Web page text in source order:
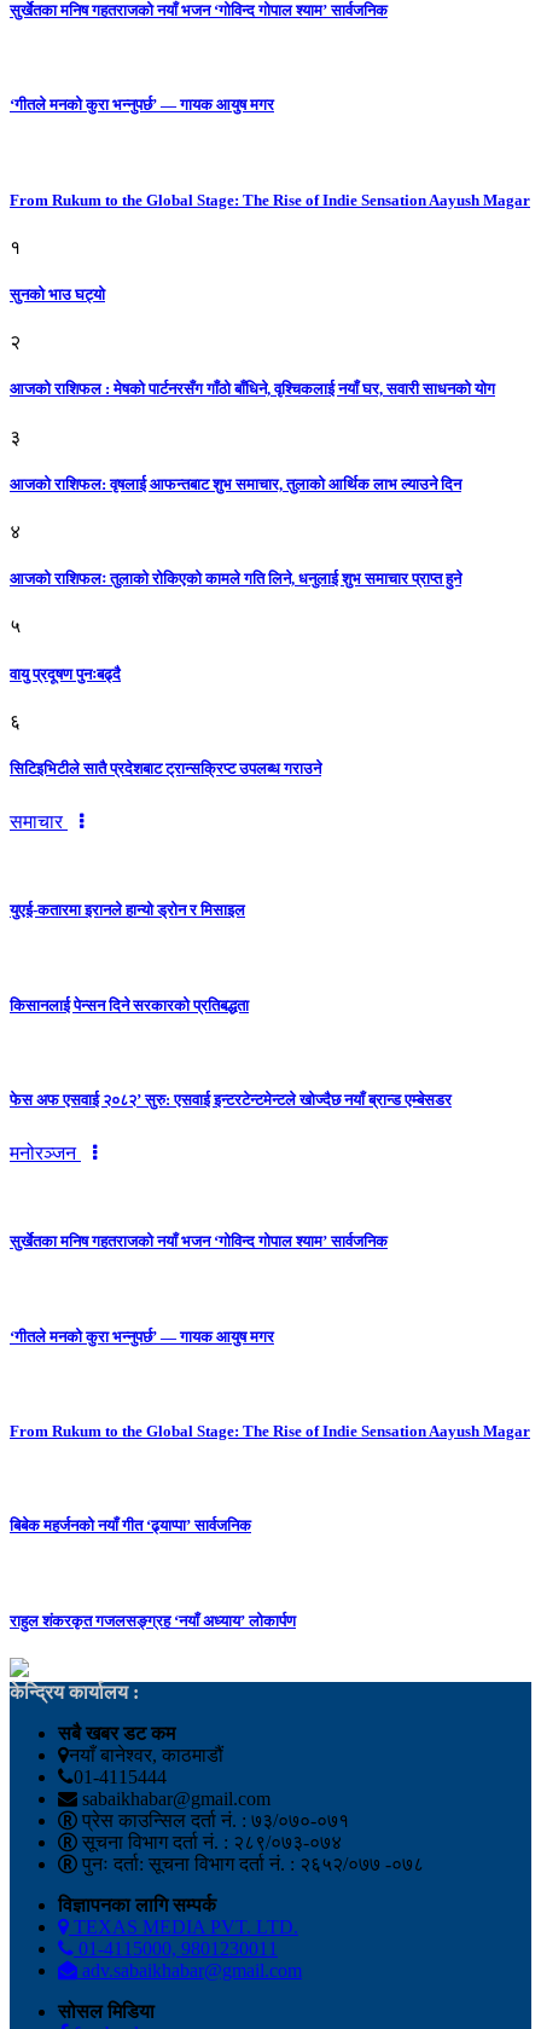
सुर्खेतका मनिष गहतराजको नयाँ भजन ‘गोविन्द गोपाल श्याम’ सार्वजनिक
‘गीतले मनको कुरा भन्नुपर्छ’ — गायक आयुष मगर
From Rukum to the Global Stage: The Rise of Indie Sensation Aayush Magar
१
सुनको भाउ घट्याे
२
आजको राशिफल : मेषको पार्टनरसँग गाँठो बाँधिने, वृश्चिकलाई नयाँ घर, सवारी साधनकाे याेग
३
आजकाे राशिफल: वृषलाई आफन्तबाट शुभ समाचार, तुलाकाे आर्थिक लाभ ल्याउने दिन
४
आजको राशिफलः तुलाकाे रोकिएको कामले गति लिने, धनुलाई शुभ समाचार प्राप्त हुने
५
वायु प्रदूषण पुनःबढ्दै
६
सिटिइभिटीले सातै प्रदेशबाट ट्रान्सक्रिप्ट उपलब्ध गराउने
समाचार
युएई-कतारमा इरानले हान्यो ड्रोन र मिसाइल
किसानलाई पेन्सन दिने सरकारको प्रतिबद्धता
फेस अफ एसवाई २०८२’ सुरु: एसवाई इन्टरटेन्टमेन्टले खोज्दैछ नयाँ ब्रान्ड एम्बेसडर
मनोरञ्जन
सुर्खेतका मनिष गहतराजको नयाँ भजन ‘गोविन्द गोपाल श्याम’ सार्वजनिक
‘गीतले मनको कुरा भन्नुपर्छ’ — गायक आयुष मगर
From Rukum to the Global Stage: The Rise of Indie Sensation Aayush Magar
बिबेक महर्जनको नयाँ गीत ‘ढ्याप्पा’ सार्वजनिक
राहुल शंकरकृत गजलसङ्ग्रह ‘नयाँ अध्याय’ लोकार्पण
केन्द्रिय कार्यालय :
सबै खबर डट कम
नयाँ बानेश्वर, काठमाडौं
01-4115444
sabaikhabar@gmail.com
प्रेस काउन्सिल दर्ता नं. : ७३/०७०-०७१
सूचना विभाग दर्ता नं. : २८९/०७३-०७४
पुनः दर्ता: सूचना विभाग दर्ता नं. : २६५२/०७७ -०७८
विज्ञापनका लागि सम्पर्क
TEXAS MEDIA PVT. LTD.
01-4115000, 9801230011
adv.sabaikhabar@gmail.com
सोसल मिडिया